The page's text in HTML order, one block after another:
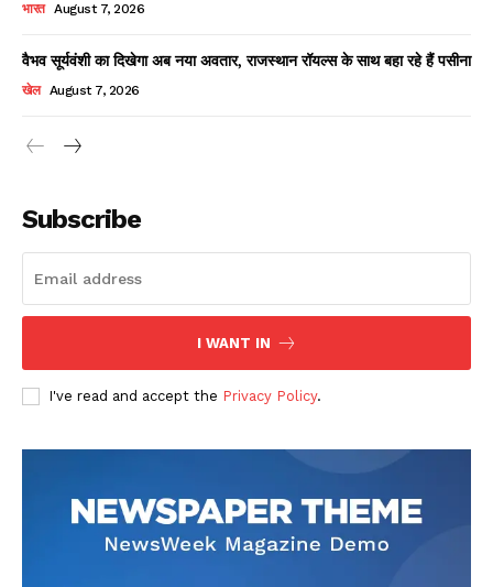
भारत August 7, 2026
वैभव सूर्यवंशी का दिखेगा अब नया अवतार, राजस्थान रॉयल्स के साथ बहा रहे हैं पसीना
खेल August 7, 2026
Subscribe
I WANT IN
I've read and accept the Privacy Policy.